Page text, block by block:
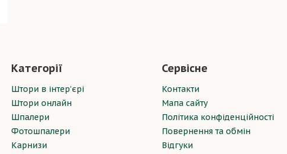
Категорії
Штори в інтер’єрі
Штори онлайн
Шпалери
Фотошпалери
Карнизи
Сервісне
Контакти
Мапа сайту
Політика конфіденційності
Повернення та обмін
Відгуки